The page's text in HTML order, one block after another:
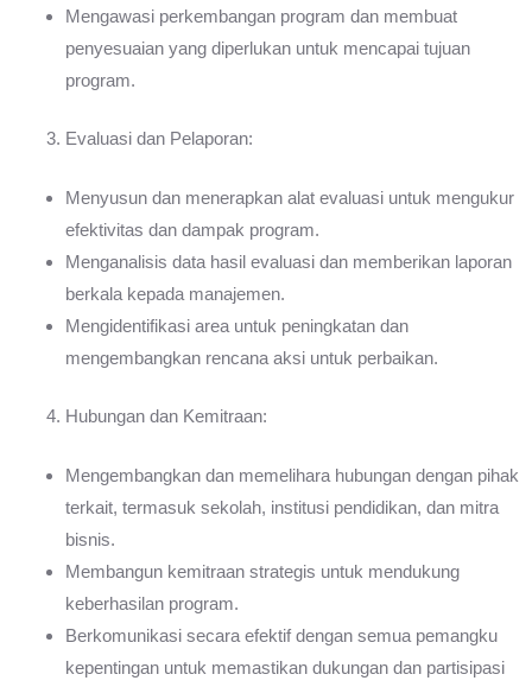
Mengawasi perkembangan program dan membuat
penyesuaian yang diperlukan untuk mencapai tujuan
program.
Evaluasi dan Pelaporan:
Menyusun dan menerapkan alat evaluasi untuk mengukur
efektivitas dan dampak program.
Menganalisis data hasil evaluasi dan memberikan laporan
berkala kepada manajemen.
Mengidentifikasi area untuk peningkatan dan
mengembangkan rencana aksi untuk perbaikan.
Hubungan dan Kemitraan:
Mengembangkan dan memelihara hubungan dengan pihak
terkait, termasuk sekolah, institusi pendidikan, dan mitra
bisnis.
Membangun kemitraan strategis untuk mendukung
keberhasilan program.
Berkomunikasi secara efektif dengan semua pemangku
kepentingan untuk memastikan dukungan dan partisipasi